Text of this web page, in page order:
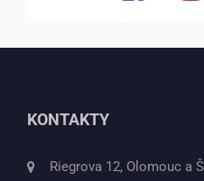
KONTAKTY
Riegrova 12, Olomouc a